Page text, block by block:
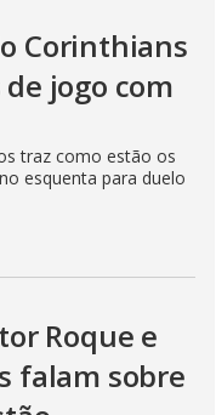
Corinthians
jogo com
traz como estão os
esquenta para duelo
Roque e
falam sobre